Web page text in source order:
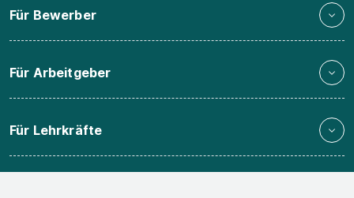
Für Bewerber
Für Arbeitgeber
Für Lehrkräfte